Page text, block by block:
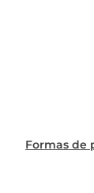
Formas de